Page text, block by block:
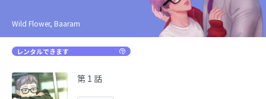
Wild Flower, Baaram
レンタルできます
第 1 話